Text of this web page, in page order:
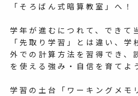
「そろばん式暗算教室」へ！
学年が進むにつれて、できて
「先取り学習」とは違い、学
外での計算方法を習得でき、
を使える強み・自信を育てよ
学習の土台「ワーキングメモ